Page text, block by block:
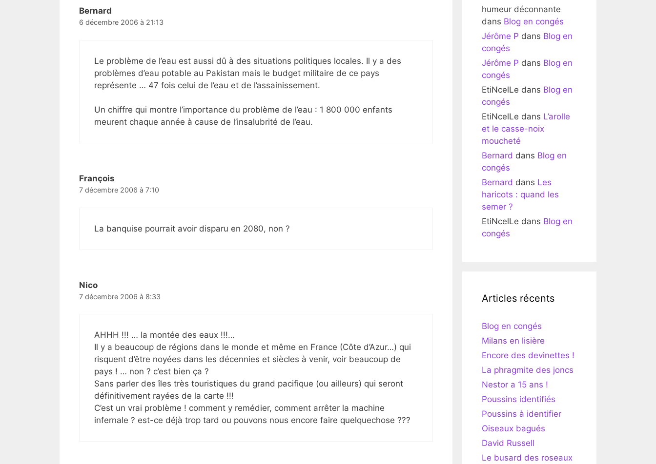
Bernard
6 décembre 2006 à 21:13
Le problème de l’eau est aussi dû à des situations politiques locales. Il y a des
problèmes d’eau potable au Pakistan mais le budget militaire de ce pays
représente … 47 fois celui de l’eau et de l’assainissement.
Un chiffre qui montre l’importance du problème de l’eau : 1 800 000 enfants
meurent chaque année à cause de l’insalubrité de l’eau.
François
7 décembre 2006 à 7:10
La banquise pourrait avoir disparu en 2080, non ?
Nico
7 décembre 2006 à 8:33
AHHH !!! … la montée des eaux !!!…
Il y a beaucoup de régions dans le monde et même en France (Côte d’Azur…) qui
risquent d’être noyées dans les décennies et siècles à venir, voir beaucoup de
pays ! … non ? c’est bien ça ?
Sans parler des îles très touristiques du grand pacifique (ou ailleurs) qui seront
définitivement rayées de la carte !!!
C’est un vrai problème ! comment y remédier, comment arrêter la machine
infernale ? est-ce déjà trop tard ou pouvons nous encore faire quelquechose ???
humeur déconnante
dans Blog en congés
Jérôme P dans Blog en
congés
Jérôme P dans Blog en
congés
EtiNcelLe dans Blog en
congés
EtiNcelLe dans L’arolle
et le casse-noix
moucheté
Bernard dans Blog en
congés
Bernard dans Les
haricots : quand les
semer ?
EtiNcelLe dans Blog en
congés
Articles récents
Blog en congés
Milans en lisière
Encore des devinettes !
La phragmite des joncs
Nestor a 15 ans !
Poussins identifiés
Poussins à identifier
Oiseaux bagués
David Russell
Le busard des roseaux